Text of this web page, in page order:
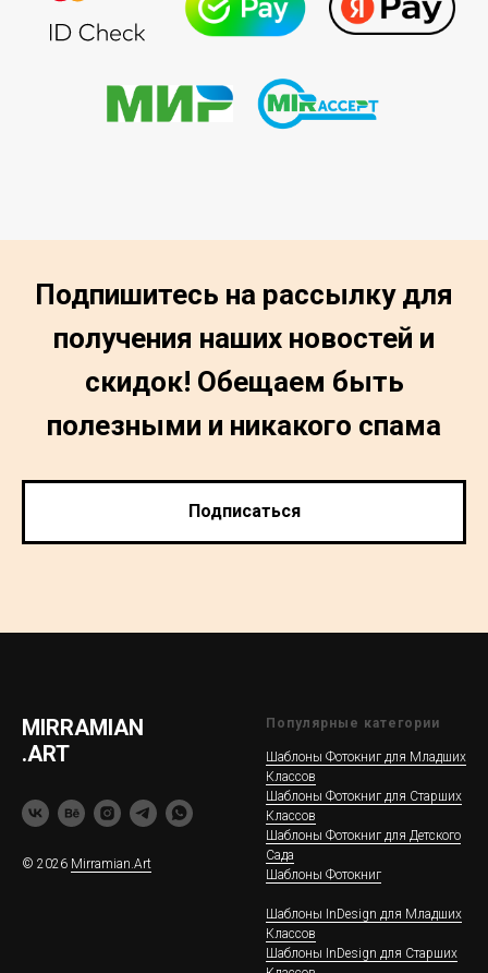
Подпишитесь на рассылку для
получения наших новостей и
скидок! Обещаем быть
полезными и никакого спама
Подписаться
MIRRAMIAN
.ART
© 2026 Mirramian.Art
Популярные категории
Шаблоны Фотокниг для Младших
Классов
Шаблоны Фотокниг для Старших
Классов
Шаблоны Фотокниг для Детского
Сада
Шаблоны Фотокниг
Шаблоны InDesign для Младших
Классов
Шаблоны InDesign для Старших